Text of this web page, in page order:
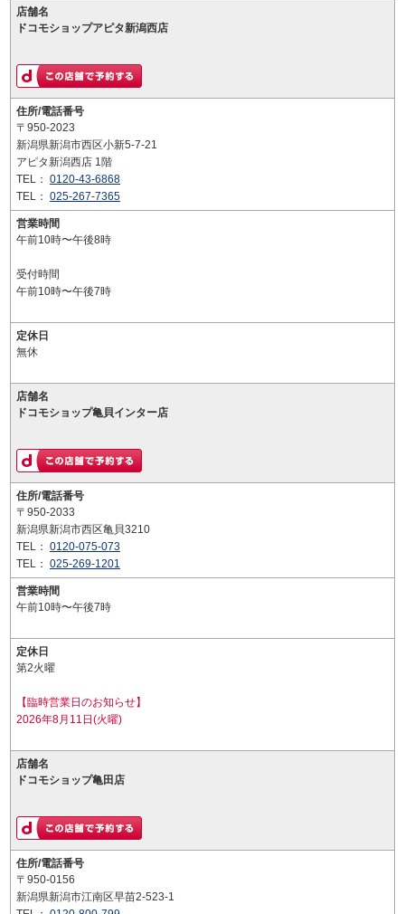
店舗名
ドコモショップアピタ新潟西店
住所/電話番号
〒950-2023
新潟県新潟市西区小新5-7-21
アピタ新潟西店 1階
TEL： 0120-43-6868
TEL： 025-267-7365
営業時間
午前10時〜午後8時
受付時間
午前10時〜午後7時
定休日
無休
店舗名
ドコモショップ亀貝インター店
住所/電話番号
〒950-2033
新潟県新潟市西区亀貝3210
TEL： 0120-075-073
TEL： 025-269-1201
営業時間
午前10時〜午後7時
定休日
第2火曜
【臨時営業日のお知らせ】
2026年8月11日(火曜)
店舗名
ドコモショップ亀田店
住所/電話番号
〒950-0156
新潟県新潟市江南区早苗2-523-1